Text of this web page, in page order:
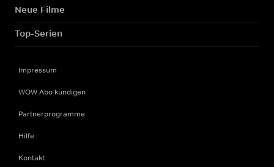
Neue Filme
Top-Serien
Impressum
WOW Abo kündigen
Partnerprogramme
Hilfe
Kontakt